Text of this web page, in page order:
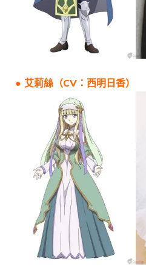
● 艾莉絲（CV：西明日香）